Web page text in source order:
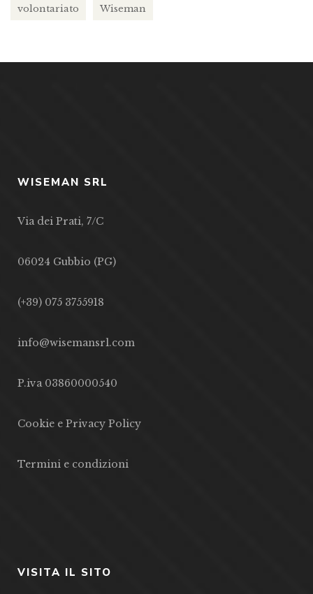
volontariato Wiseman
WISEMAN SRL
Via dei Prati, 7/C
06024 Gubbio (PG)
(+39) 075 3755918
info@wisemansrl.com
P.iva 03860000540
Cookie e Privacy Policy
Termini e condizioni
VISITA IL SITO